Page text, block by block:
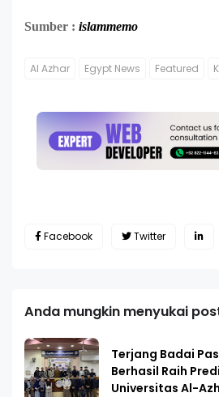
Sumber : islammemo
Al Azhar Egypt News Featured
Facebook Twitter
Anda mungkin menyukai
Terjang Badai
Berhasil Raih
Universitas Al-